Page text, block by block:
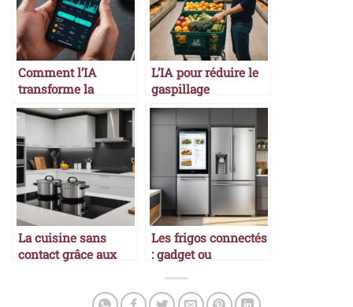
Comment l’IA
transforme la
nutrition sportive
L’IA pour réduire le
gaspillage
alimentaire
La cuisine sans
contact grâce aux
Les frigos connectés
: gadget ou